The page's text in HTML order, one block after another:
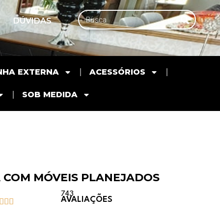
DÚVIDAS
EXTERNA ACESSÓRIOS
SOB MEDIDA
MÓVEIS PLANEJADOS
743
   AVALIAÇÕES